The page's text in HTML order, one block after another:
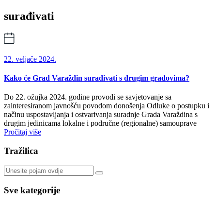
surađivati
22. veljače 2024.
Kako će Grad Varaždin surađivati s drugim gradovima?
Do 22. ožujka 2024. godine provodi se savjetovanje sa
zainteresiranom javnošću povodom donošenja Odluke o postupku i
načinu uspostavljanja i ostvarivanja suradnje Grada Varaždina s
drugim jedinicama lokalne i područne (regionalne) samouprave
Pročitaj više
Tražilica
Sve kategorije